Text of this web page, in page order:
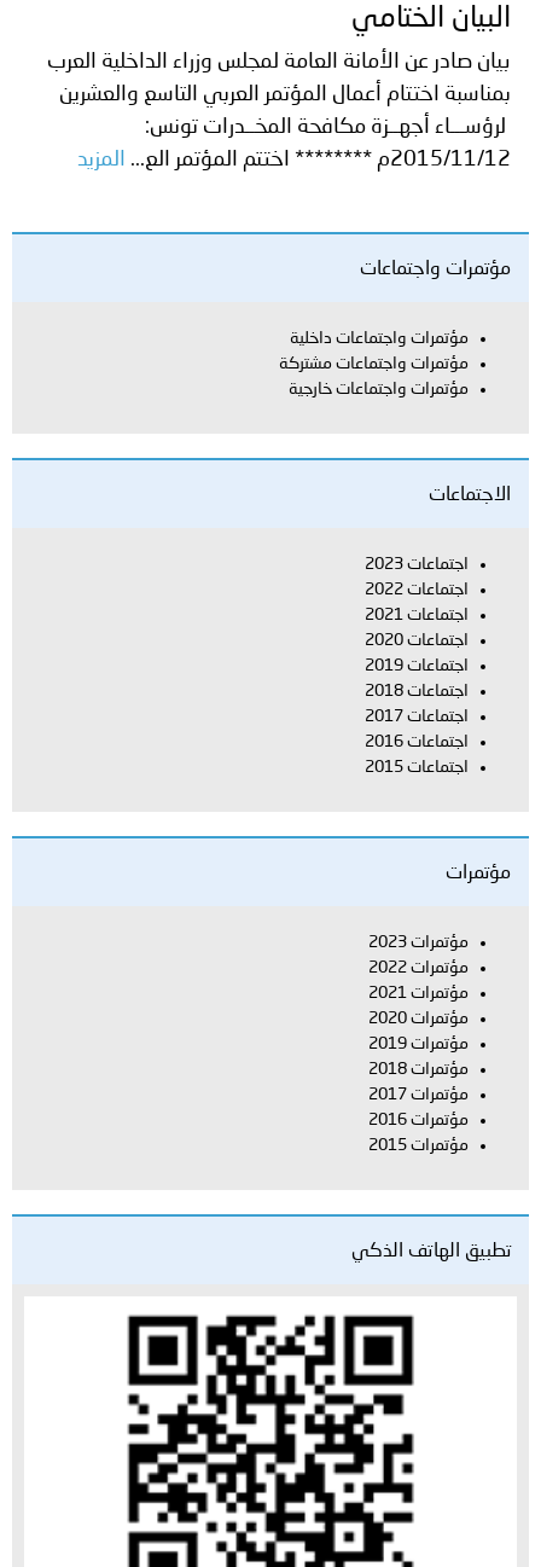
البيان الختامي
بيان صادر عن الأمانة العامة لمجلس وزراء الداخلية العرب
بمناسبة اختتام أعمال المؤتمر العربي التاسع والعشرين
لرؤســـاء أجهــزة مكافحة المخــدرات تونس:
2015/11/12م ******** اختتم المؤتمر الع...
المزيد
مؤتمرات واجتماعات
مؤتمرات واجتماعات داخلية
مؤتمرات واجتماعات مشتركة
مؤتمرات واجتماعات خارجية
الاجتماعات
اجتماعات 2023
اجتماعات 2022
اجتماعات 2021
اجتماعات 2020
اجتماعات 2019
اجتماعات 2018
اجتماعات 2017
اجتماعات 2016
اجتماعات 2015
مؤتمرات
مؤتمرات 2023
مؤتمرات 2022
مؤتمرات 2021
مؤتمرات 2020
مؤتمرات 2019
مؤتمرات 2018
مؤتمرات 2017
مؤتمرات 2016
مؤتمرات 2015
تطبيق الهاتف الذكي